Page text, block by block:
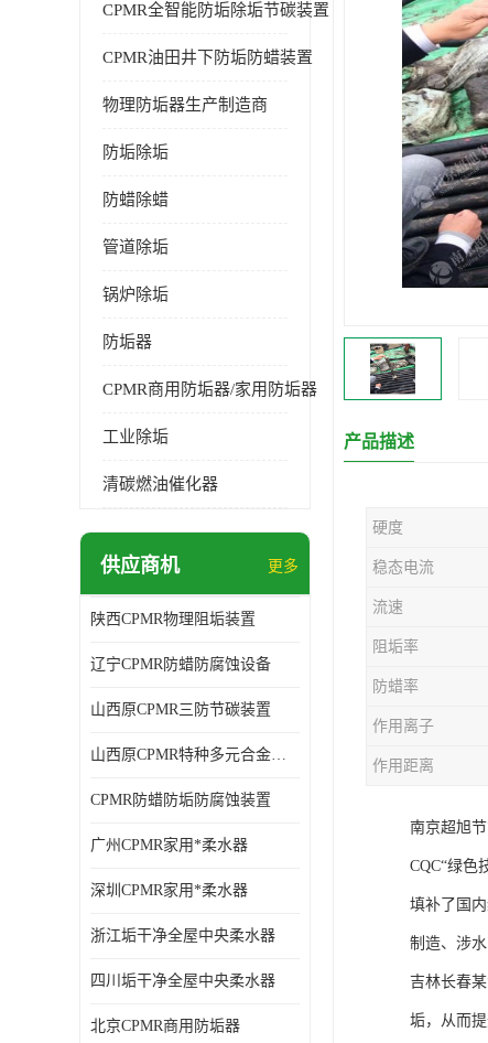
CPMR全智能防垢除垢节碳装置
CPMR油田井下防垢防蜡装置
物理防垢器生产制造商
防垢除垢
防蜡除蜡
管道除垢
锅炉除垢
防垢器
CPMR商用防垢器/家用防垢器
工业除垢
清碳燃油催化器
供应商机 更多
陕西CPMR物理阻垢装置
辽宁CPMR防蜡防腐蚀设备
山西原CPMR三防节碳装置
山西原CPMR特种多元合金防垢除垢设备
CPMR防蜡防垢防腐蚀装置
广州CPMR家用*柔水器
深圳CPMR家用*柔水器
浙江垢干净全屋中央柔水器
四川垢干净全屋中央柔水器
北京CPMR商用防垢器
产品描述
硬度
稳态电流
流速
阻垢率
防蜡率
作用离子
作用距离
南京超旭
CQC“绿色
填补了国
制造、涉
吉林长春
垢，从而